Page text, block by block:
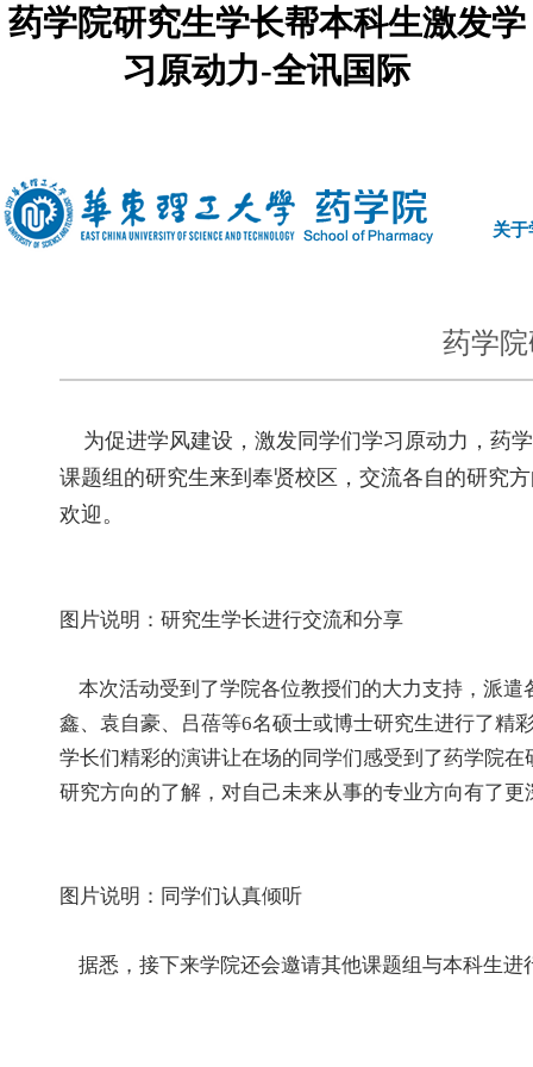
药学院研究生学长帮本科生激发学
习原动力-全讯国际
关于
药学
为促进学风建设，激发同学们学习原动力，药
课题组的研究生来到奉贤校区，交流各自的研究
欢迎。
图片说明：研究生学长进行交流和分享
本次活动受到了学院各位教授们的大力支持，派遣
鑫、袁自豪、吕蓓等6名硕士或博士研究生进行了精
学长们精彩的演讲让在场的同学们感受到了药学院
研究方向的了解，对自己未来从事的专业方向有了
图片说明：同学们认真倾听
据悉，接下来学院还会邀请其他课题组与本科生